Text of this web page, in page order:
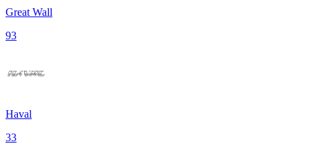
Great Wall
93
Haval
33